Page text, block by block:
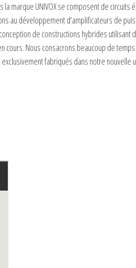
marque UNIVOX se composent de
au développement d’amplificateurs de
de constructions hybrides utilisant
Nous consacrons beaucoup de
fabriqués dans notre